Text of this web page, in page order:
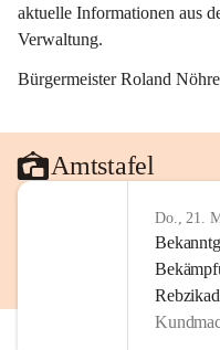
aktuelle Informationen aus
Verwaltung.
Bürgermeister Roland
Amtstafel
Do., 21.